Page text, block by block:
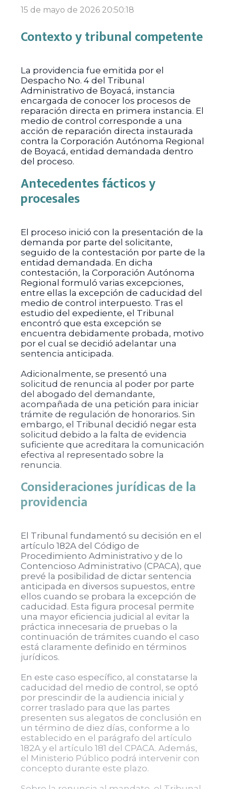
15 de mayo de 2026 20:50:18
Contexto y tribunal competente
La providencia fue emitida por el
Despacho No. 4 del Tribunal
Administrativo de Boyacá, instancia
encargada de conocer los procesos de
reparación directa en primera instancia. El
medio de control corresponde a una
acción de reparación directa instaurada
contra la Corporación Autónoma Regional
de Boyacá, entidad demandada dentro
del proceso.
Antecedentes fácticos y
procesales
El proceso inició con la presentación de la
demanda por parte del solicitante,
seguido de la contestación por parte de la
entidad demandada. En dicha
contestación, la Corporación Autónoma
Regional formuló varias excepciones,
entre ellas la excepción de caducidad del
medio de control interpuesto. Tras el
estudio del expediente, el Tribunal
encontró que esta excepción se
encuentra debidamente probada, motivo
por el cual se decidió adelantar una
sentencia anticipada.
Adicionalmente, se presentó una
solicitud de renuncia al poder por parte
del abogado del demandante,
acompañada de una petición para iniciar
trámite de regulación de honorarios. Sin
embargo, el Tribunal decidió negar esta
solicitud debido a la falta de evidencia
suficiente que acreditara la comunicación
efectiva al representado sobre la
renuncia.
Consideraciones jurídicas de la
providencia
El Tribunal fundamentó su decisión en el
artículo 182A del Código de
Procedimiento Administrativo y de lo
Contencioso Administrativo (CPACA), que
prevé la posibilidad de dictar sentencia
anticipada en diversos supuestos, entre
ellos cuando se probara la excepción de
caducidad. Esta figura procesal permite
una mayor eficiencia judicial al evitar la
práctica innecesaria de pruebas o la
continuación de trámites cuando el caso
está claramente definido en términos
jurídicos.
En este caso específico, al constatarse la
caducidad del medio de control, se optó
por prescindir de la audiencia inicial y
correr traslado para que las partes
presenten sus alegatos de conclusión en
un término de diez días, conforme a lo
establecido en el parágrafo del artículo
182A y el artículo 181 del CPACA. Además,
el Ministerio Público podrá intervenir con
concepto durante este plazo.